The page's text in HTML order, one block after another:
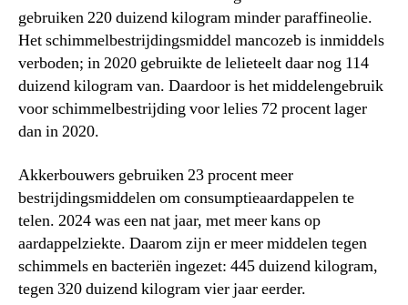
gebruiken 220 duizend kilogram minder paraffineolie.
Het schimmelbestrijdingsmiddel mancozeb is inmiddels
verboden; in 2020 gebruikte de lelieteelt daar nog 114
duizend kilogram van. Daardoor is het middelengebruik
voor schimmelbestrijding voor lelies 72 procent lager
dan in 2020.
Akkerbouwers gebruiken 23 procent meer
bestrijdingsmiddelen om consumptieaardappelen te
telen. 2024 was een nat jaar, met meer kans op
aardappelziekte. Daarom zijn er meer middelen tegen
schimmels en bacteriën ingezet: 445 duizend kilogram,
tegen 320 duizend kilogram vier jaar eerder.